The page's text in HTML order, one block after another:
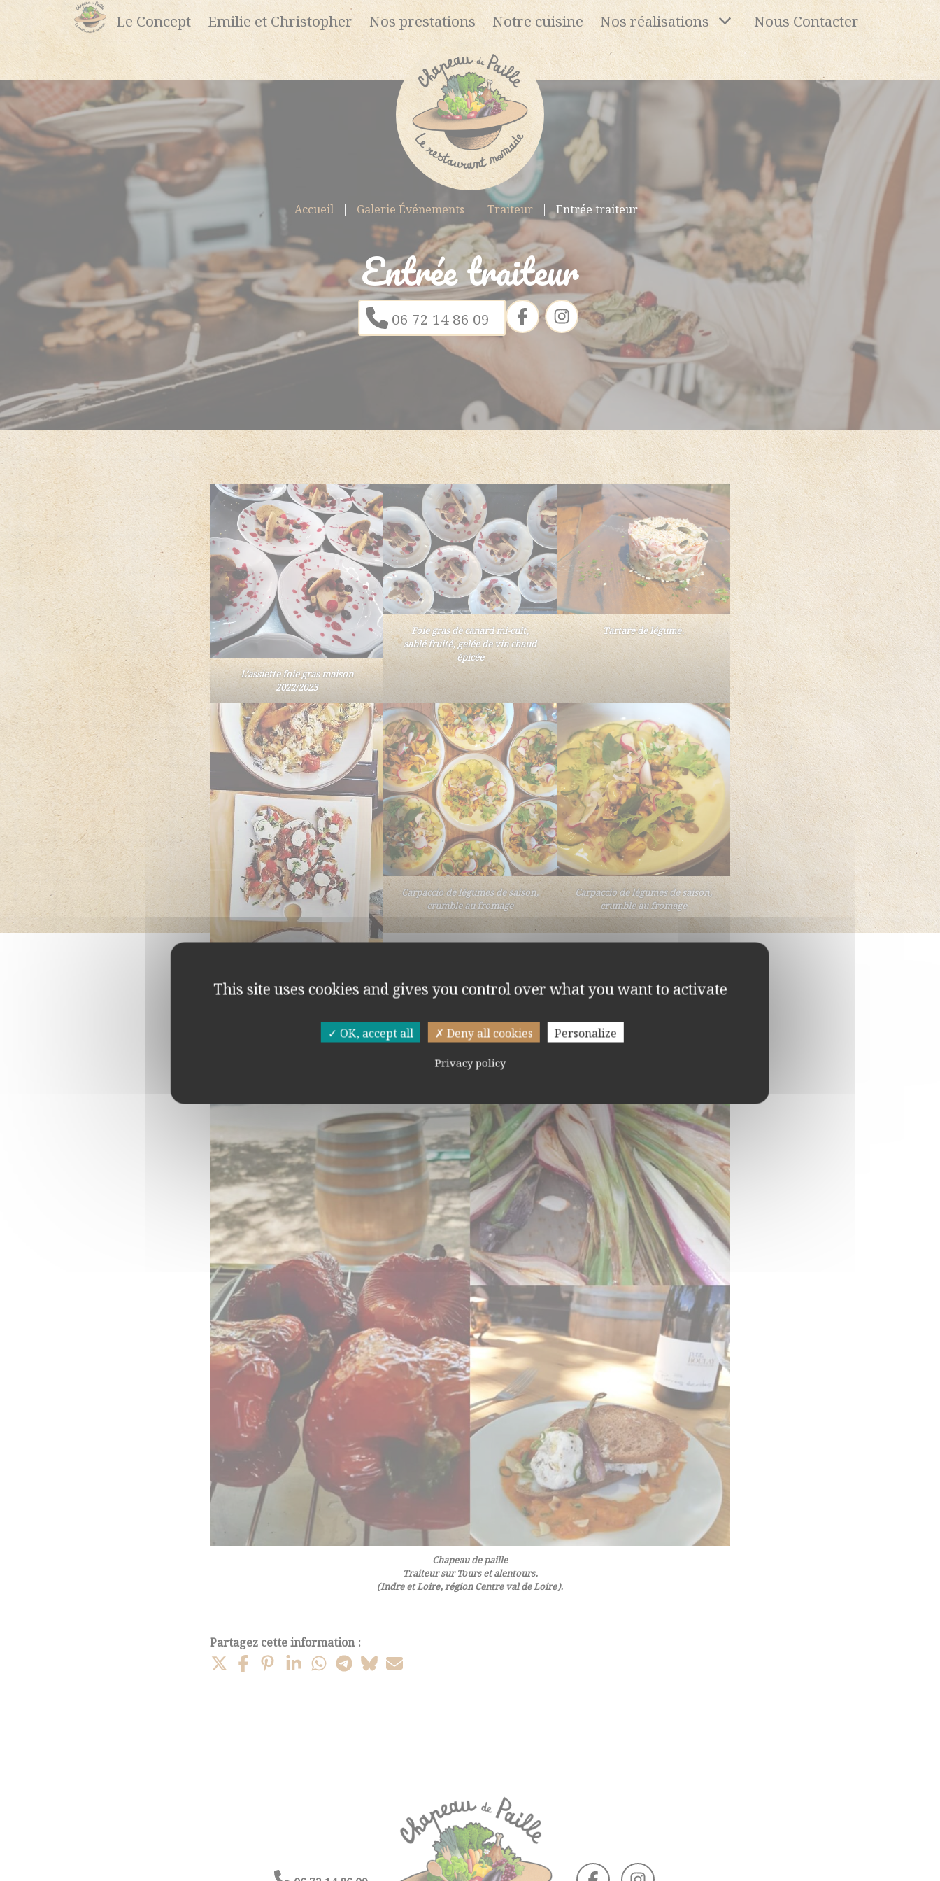
Le Concept Emilie et Christopher Nos prestations Notre cuisine Nos réalisations Nous Contacter
06 72 14 86 09
Entrée traiteur
Accueil Galerie Événements Traiteur Entrée traiteur
L’assiette foie gras maison
2022/2023
Foie gras de canard mi-cuit,
sablé fruité, gelée de vin chaud
épicée
Tartare de légume.
Carpaccio de légumes de saison,
crumble au fromage
Carpaccio de légumes de saison,
crumble au fromage
Chapeau de paille
Traiteur sur Tours et alentours.
(Indre et Loire, région Centre val de Loire).
Partagez cette information :
This site uses cookies and gives you control over what you want to activate
OK, accept all Deny all cookies Personalize
Privacy policy